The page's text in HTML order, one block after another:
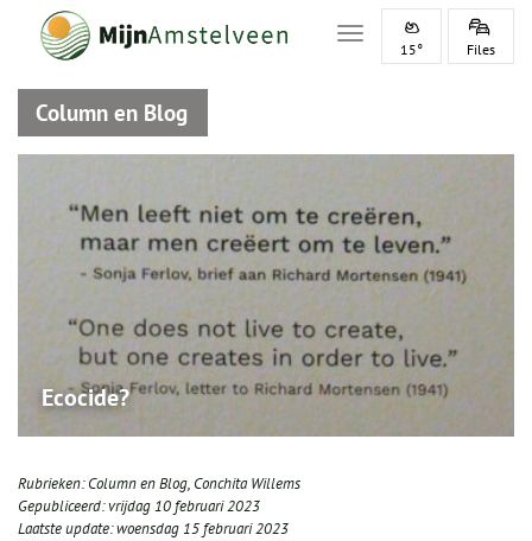
Toggle navigation
15° Files
Column en Blog
Ecocide?
Rubrieken:Column en Blog, Conchita Willems
Gepubliceerd:vrijdag 10 februari 2023
Laatste update:woensdag 15 februari 2023